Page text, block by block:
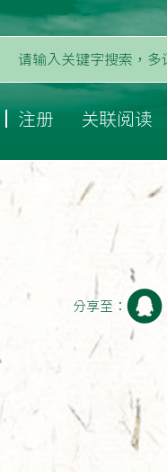
注册 关联阅读
分享至：